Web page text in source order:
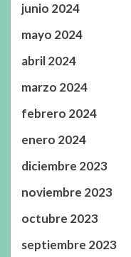
junio 2024
mayo 2024
abril 2024
marzo 2024
febrero 2024
enero 2024
diciembre 2023
noviembre 2023
octubre 2023
septiembre 2023